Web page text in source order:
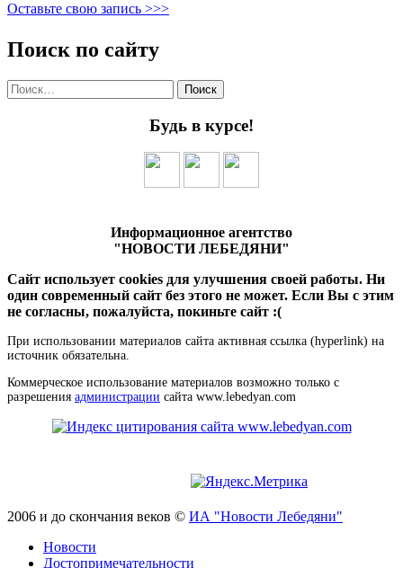
Оставьте свою запись >>>
Поиск по сайту
Найти:
Будь в курсе!
Информационное агентство
"НОВОСТИ ЛЕБЕДЯНИ"
Сайт использует cookies для улучшения своей работы. Ни
один современный сайт без этого не может. Если Вы с этим
не согласны, пожалуйста, покиньте сайт :(
При использовании материалов сайта активная ссылка (hyperlink) на
источник обязательна.
Коммерческое использование материалов возможно только с
разрешения администрации сайта www.lebedyan.com
2006 и до скончания веков © ИА "Новости Лебедяни"
Новости
Достопримечательности